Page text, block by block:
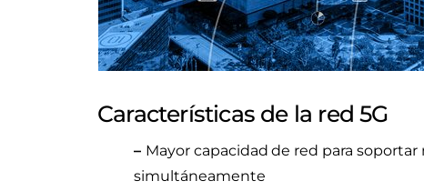
Características de la red 5G
– Mayor capacidad de red para
simultáneamente